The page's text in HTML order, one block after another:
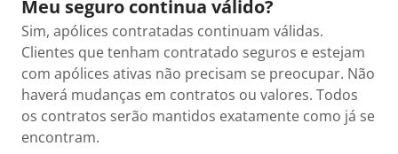
Meu seguro continua válido?
Sim, apólices contratadas continuam válidas.
Clientes que tenham contratado seguros e estejam
com apólices ativas não precisam se preocupar. Não
haverá mudanças em contratos ou valores. Todos
os contratos serão mantidos exatamente como já se
encontram.